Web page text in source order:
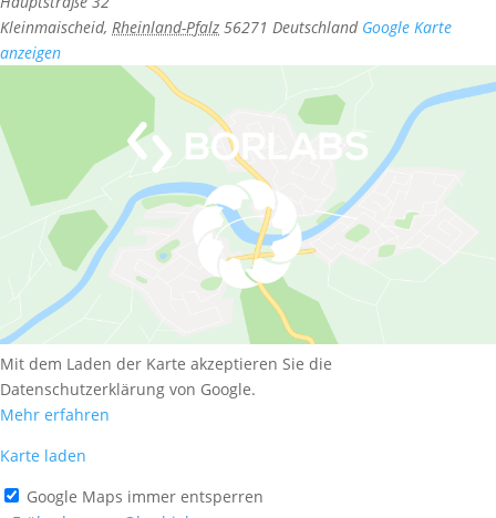
Kleinmaischeid, Rheinland-Pfalz 56271 Deutschland Google Karte
anzeigen
Mit dem Laden der Karte akzeptieren Sie die
Datenschutzerklärung von Google.
Mehr erfahren
Karte laden
Google Maps immer entsperren